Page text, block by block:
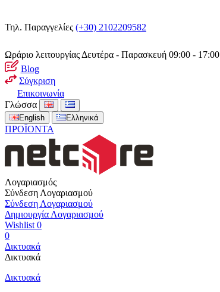
Τηλ. Παραγγελίες (+30) 2102209582
Ωράριο λειτουργίας Δευτέρα - Παρασκευή 09:00 - 17:00
Blog
Σύγκριση
Επικοινωνία
Γλώσσα
English Ελληνικά
ΠΡΟΪΟΝΤΑ
Λογαριασμός
Σύνδεση Λογαριασμού
Σύνδεση Λογαριασμού
Δημιουργία Λογαριασμού
Wishlist 0
0
Δικτυακά
Δικτυακά
Δικτυακά